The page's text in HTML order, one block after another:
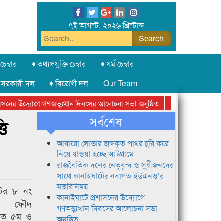
৭ই আগস্ট, ২০২৬ খ্রিস্টাব্দ
♦ তথ্যপ্রযুক্তি চেম্বার
♦ ধর্ম চেম্বার
দল ♦ বিরোধী দল
Our Team
উদ্যোগে গণঅভ্যুত্থান দিবসের আলোচনা সভা অনুষ্ঠিত
সিলেট অনলাইন
৮ নং
ফৌদ
৫ম ও
সর্বশেষ
আবারো লোভার জব্দকৃত পাথর চুরি করে
নিয়ে যাওয়া হচ্ছে আটগ্রামে
রাজনৈতিক দলের নেতৃবৃন্দ ও সুধীজনদের
সাথে কানাইঘাটের নবাগত ইউএনও’র
মতবিনিময়
কানাইঘাটে প্রশাসনের উদ্যোগে
গণঅভ্যুত্থান দিবসের আলোচনা সভা